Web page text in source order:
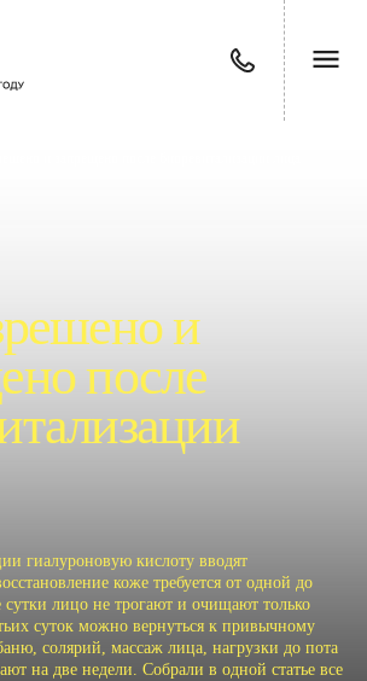
и
после
гиалуроновую кислоту вводят
коже требуется от одной до
сутки лицо не трогают и очищают только
суток можно вернуться к привычному
солярий, массаж лица, нагрузки до пота
на две недели. Собрали в одной статье все